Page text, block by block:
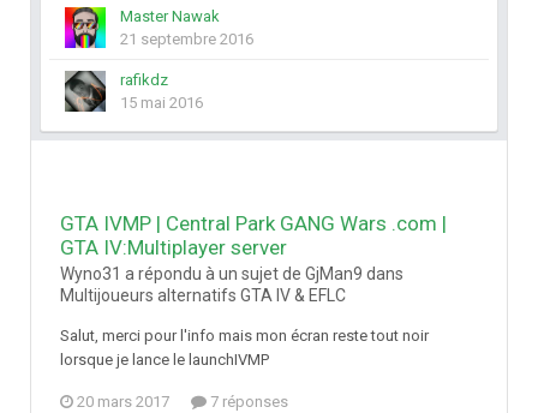
Master Nawak
21 septembre 2016
rafikdz
15 mai 2016
GTA IVMP | Central Park GANG Wars .com |
GTA IV:Multiplayer server
Wyno31 a répondu à un sujet de GjMan9 dans
Multijoueurs alternatifs GTA IV & EFLC
Salut, merci pour l'info mais mon écran reste tout noir
lorsque je lance le launchIVMP
20 mars 2017 7 réponses